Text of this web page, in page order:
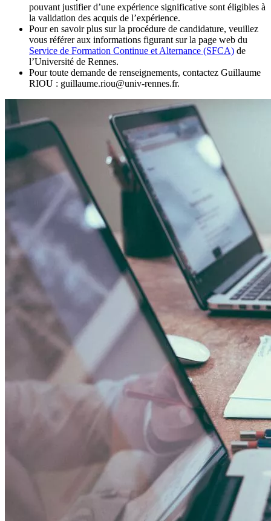
pouvant justifier d’une expérience significative sont éligibles à
la validation des acquis de l’expérience.
Pour en savoir plus sur la procédure de candidature, veuillez
vous référer aux informations figurant sur la page web du
Service de Formation Continue et Alternance (SFCA) de
l’Université de Rennes.
Pour toute demande de renseignements, contactez Guillaume
RIOU : guillaume.riou@univ-rennes.fr.